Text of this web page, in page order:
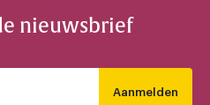
nieuwsbrief
Aanmelden